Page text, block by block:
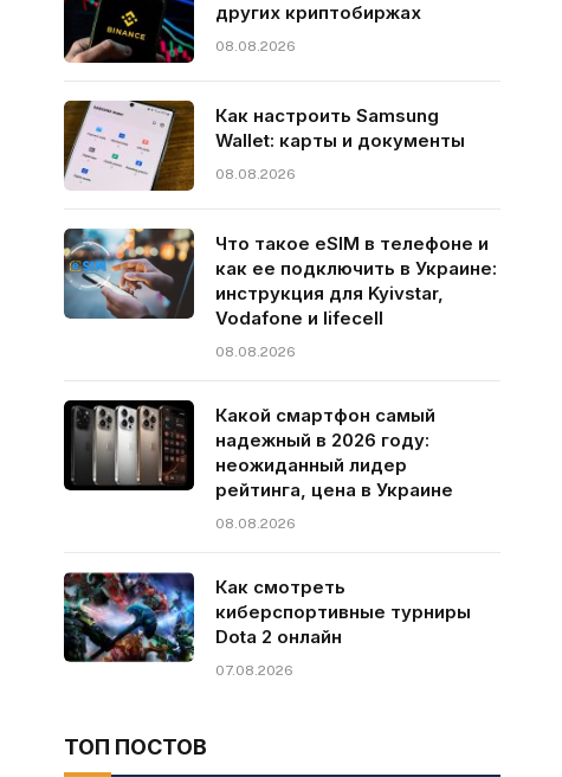
других криптобиржах
08.08.2026
Как настроить Samsung
Wallet: карты и документы
08.08.2026
Что такое eSIM в телефоне и
как ее подключить в Украине:
инструкция для Kyivstar,
Vodafone и lifecell
08.08.2026
Какой смартфон самый
надежный в 2026 году:
неожиданный лидер
рейтинга, цена в Украине
08.08.2026
Как смотреть
киберспортивные турниры
Dota 2 онлайн
07.08.2026
ТОП ПОСТОВ